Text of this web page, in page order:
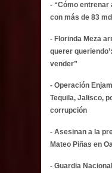
- “Cómo entrenar
con más de 83
- Florinda Meza
querer
vender”
- Operación
Tequila, Jalisco,
corrupción
- Asesinan a la
Mateo Piñas en
- Guardia